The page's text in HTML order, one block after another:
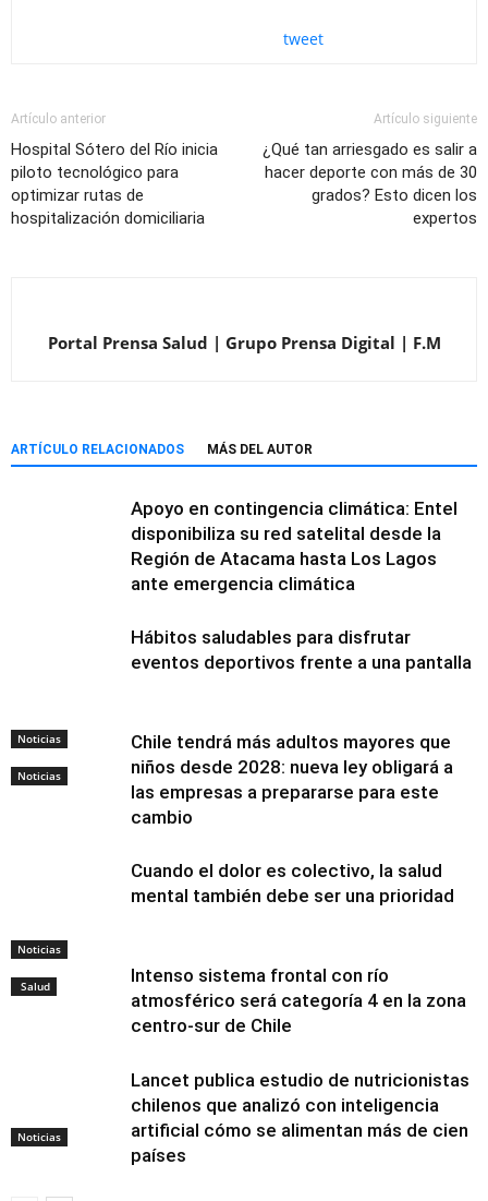
tweet
Artículo anterior
Hospital Sótero del Río inicia
piloto tecnológico para
optimizar rutas de
hospitalización domiciliaria
Artículo siguiente
¿Qué tan arriesgado es salir a
hacer deporte con más de 30
grados? Esto dicen los
expertos
Portal Prensa Salud | Grupo Prensa Digital | F.M
ARTÍCULO RELACIONADOS MÁS DEL AUTOR
Noticias
Apoyo en contingencia climática: Entel
disponibiliza su red satelital desde la
Región de Atacama hasta Los Lagos
ante emergencia climática
Noticias
Hábitos saludables para disfrutar
eventos deportivos frente a una pantalla
Noticias
Chile tendrá más adultos mayores que
niños desde 2028: nueva ley obligará a
las empresas a prepararse para este
cambio
Salud
Cuando el dolor es colectivo, la salud
mental también debe ser una prioridad
Noticias
Intenso sistema frontal con río
atmosférico será categoría 4 en la zona
centro-sur de Chile
Lancet publica estudio de nutricionistas
chilenos que analizó con inteligencia
artificial cómo se alimentan más de cien
países